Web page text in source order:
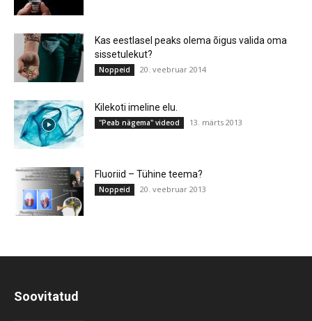
Kas eestlasel peaks olema õigus valida oma
sissetulekut?
Noppeid 20. veebruar 2014
Kilekoti imeline elu.
"Peab nägema" videod 13. märts 2013
Fluoriid – Tühine teema?
Noppeid 20. veebruar 2013
Soovitatud